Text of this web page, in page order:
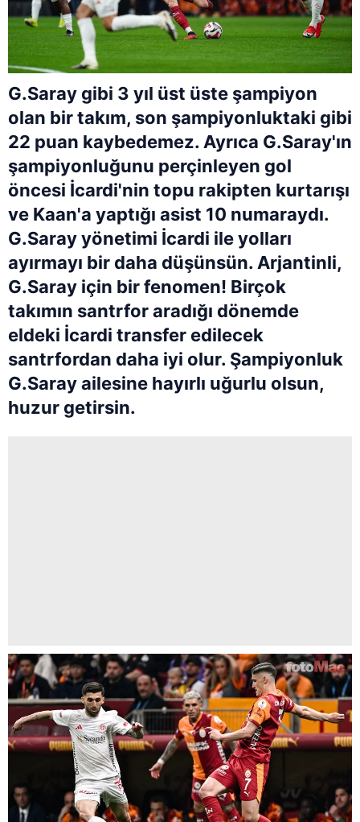
G.Saray gibi 3 yıl üst üste şampiyon
olan bir takım, son şampiyonluktaki gibi
22 puan kaybedemez. Ayrıca G.Saray'ın
şampiyonluğunu perçinleyen gol
öncesi İcardi'nin topu rakipten kurtarışı
ve Kaan'a yaptığı asist 10 numaraydı.
G.Saray yönetimi İcardi ile yolları
ayırmayı bir daha düşünsün. Arjantinli,
G.Saray için bir fenomen! Birçok
takımın santrfor aradığı dönemde
eldeki İcardi transfer edilecek
santrfordan daha iyi olur. Şampiyonluk
G.Saray ailesine hayırlı uğurlu olsun,
huzur getirsin.